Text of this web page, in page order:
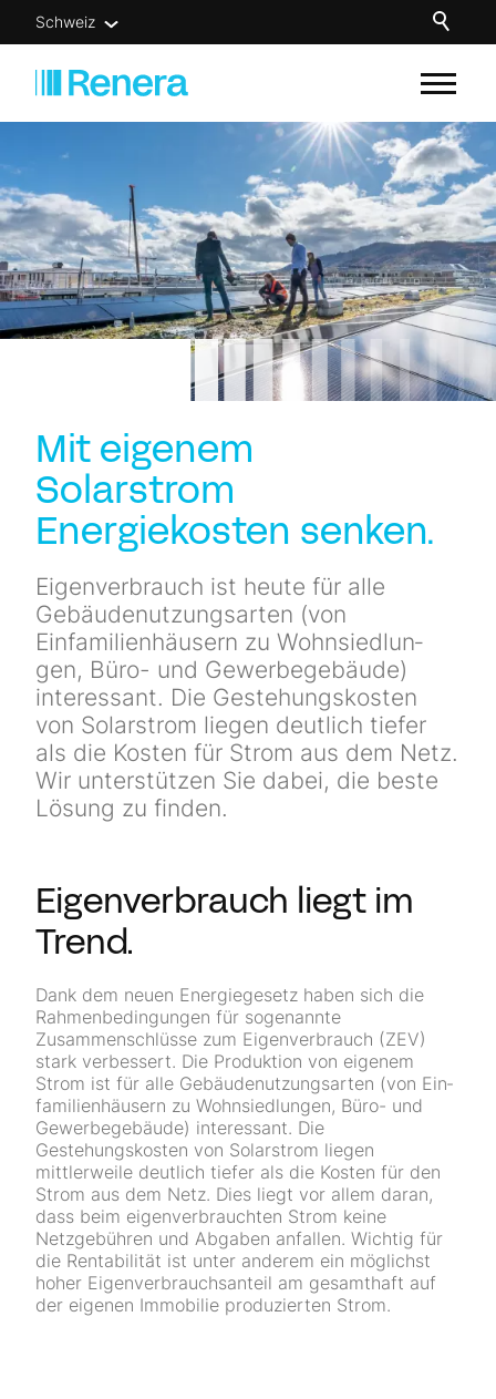
Schweiz
Unsere Lösungen
Für wen
Know-how
Über uns
Mit eigenem
Solarstrom
Energiekosten senken.
Eigenverbrauch ist heute für alle
Gebäudenutzungsarten (von
Einfamilienhäusern zu Wohn­siedlun­
gen, Büro- und Gewerbegebäude)
inte­res­sant. Die Gestehungs­kosten
von Solarstrom liegen deut­lich tiefer
als die Kosten für Strom aus dem Netz.
Wir unter­stützen Sie dabei, die beste
Lösung zu finden.
Eigenverbrauch liegt im
Trend.
Dank dem neuen Energiegesetz haben sich die
Rahmenbedingungen für soge­nannte
Zusammenschlüsse zum Eigen­verbrauch (ZEV)
stark verbessert. Die Produktion von eigenem
Strom ist für alle Gebäudenutzungsarten (von Ein­
familien­häusern zu Wohn­siedlungen, Büro- und
Gewerbegebäude) interes­sant. Die
Gestehungskosten von Solar­strom liegen
mittlerweile deutlich tiefer als die Kosten für den
Strom aus dem Netz. Dies liegt vor allem daran,
dass beim eigenverbrauchten Strom keine
Netzgebühren und Abgaben anfallen. Wichtig für
die Rentabilität ist unter anderem ein möglichst
hoher Eigen­ver­brauchsanteil am gesamthaft auf
der eigenen Immobilie produzierten Strom.